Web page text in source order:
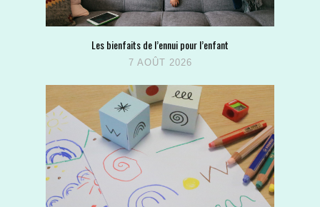
Les bienfaits de l’ennui pour l’enfant
7 AOÛT 2026